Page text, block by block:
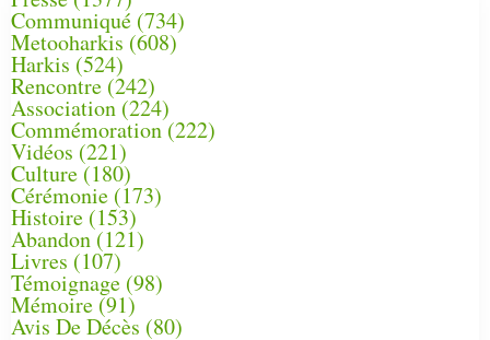
Communiqué (734)
Metooharkis (608)
Harkis (524)
Rencontre (242)
Association (224)
Commémoration(222)
Vidéos (221)
Culture(180)
Cérémonie (173)
Histoire (153)
Abandon(121)
Livres (107)
Témoignage (98)
Mémoire (91)
Avis De Décès (80)